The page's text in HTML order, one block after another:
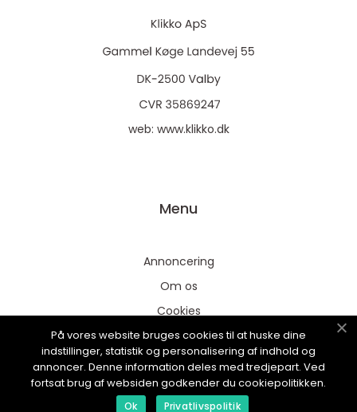
web: www.klikko.dk
Menu
Annoncering
Om os
Cookies
Kontakt os
Sitemap
På vores website bruges cookies til at huske dine
indstillinger, statistik og personalisering af indhold og
annoncer. Denne information deles med tredjepart. Ved
fortsat brug af websiden godkender du cookiepolitikken.
Ok Privatlivspolitik